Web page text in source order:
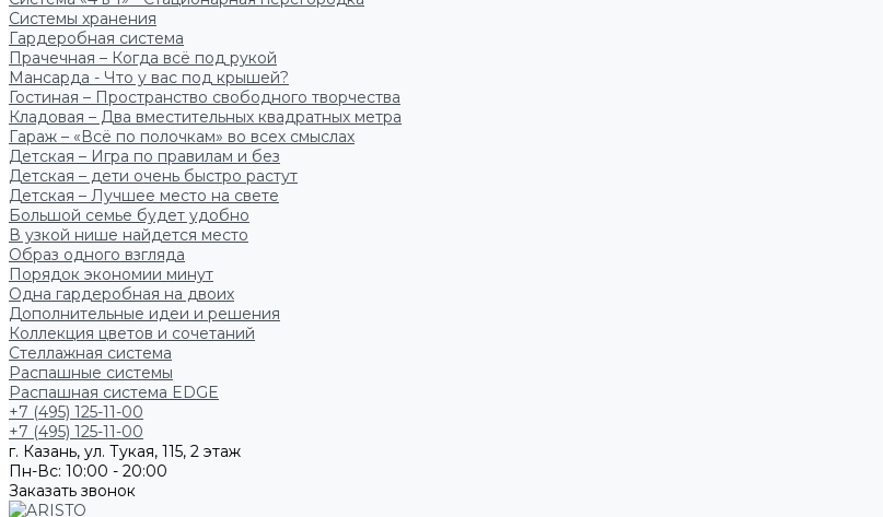
Системы хранения
Гардеробная система
Прачечная – Когда всё под рукой
Мансарда - Что у вас под крышей?
Гостиная – Пространство свободного творчества
Кладовая – Два вместительных квадратных метра
Гараж – «Всё по полочкам» во всех смыслах
Детская – Игра по правилам и без
Детская – дети очень быстро растут
Детская – Лучшее место на свете
Большой семье будет удобно
В узкой нише найдется место
Образ одного взгляда
Порядок экономии минут
Одна гардеробная на двоих
Дополнительные идеи и решения
Коллекция цветов и сочетаний
Стеллажная система
Распашные системы
Распашная система EDGE
+7 (495) 125-11-00
+7 (495) 125-11-00
г. Казань, ул. Тукая, 115, 2 этаж
Пн-Вс: 10:00 - 20:00
Заказать звонок